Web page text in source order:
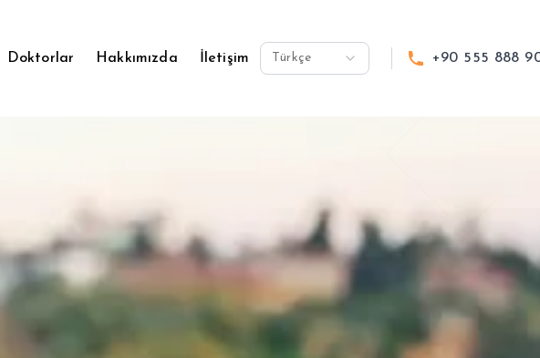
Doktorlar Hakkımızda İletişim Türkçe +90 555 888